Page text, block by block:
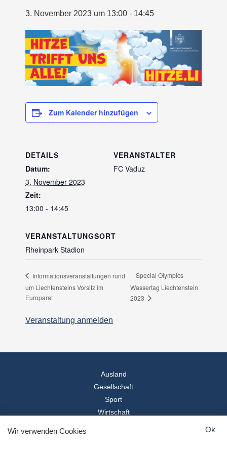
3. November 2023 um 13:00 - 14:45
Zum Kalender hinzufügen
DETAILS
Datum:
3. November 2023
Zeit:
13:00 - 14:45
VERANSTALTER
FC Vaduz
VERANSTALTUNGSORT
Rheinpark Stadion
Informationsveranstaltungen rund
um Liechtensteins Vorsitz im
Europarat
Special Olympics
Wassertag Liechtenstein
2023
Veranstaltung anmelden
Ausland
Gesellschaft
Sport
Wirtschaft
© 2026Landesspiegel
Wir verwenden Cookies Ok